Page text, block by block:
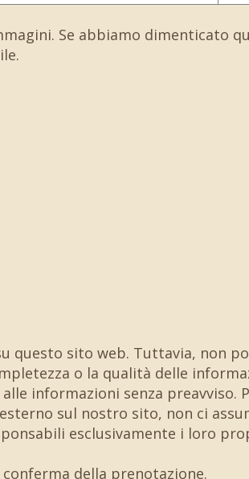
Se abbiamo dimenticato
sito web. Tuttavia, non
o la qualità delle
informazioni senza preavviso.
sul nostro sito, non ci
esclusivamente i loro
della prenotazione.